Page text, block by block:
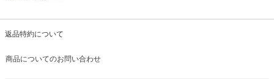
返品特約について
商品についてのお問い合わせ